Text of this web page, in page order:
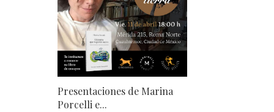
Presentaciones de Marina
Porcelli e...